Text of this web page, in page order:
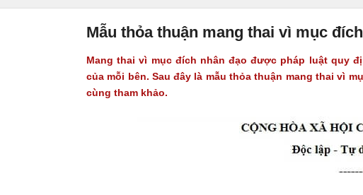
Mẫu thỏa thuận mang thai vì mục
Mang thai vì mục đích nhân đạo được pháp luật quy
của mỗi bên. Sau đây là mẫu thỏa thuận mang thai vì
cùng tham khảo.